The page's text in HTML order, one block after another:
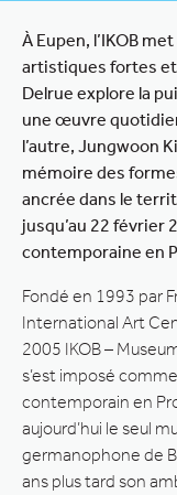
À Eupen, l’IKOB
artistiques fortes et
Delrue explore la
une œuvre
l’autre, Jungwoon
mémoire des
ancrée dans le
jusqu’au 22 février
contemporaine en
Fondé en 1993 par
International Art
2005 IKOB –
s’est imposé
contemporain en
aujourd’hui le seul
germanophone de
ans plus tard son